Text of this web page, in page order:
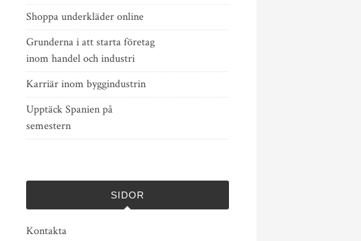
Shoppa underkläder online
Grunderna i att starta företag
inom handel och industri
Karriär inom byggindustrin
Upptäck Spanien på
semestern
SIDOR
Kontakta